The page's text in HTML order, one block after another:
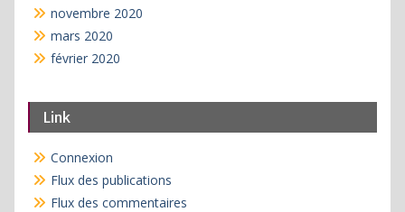
novembre 2020
mars 2020
février 2020
Link
Connexion
Flux des publications
Flux des commentaires